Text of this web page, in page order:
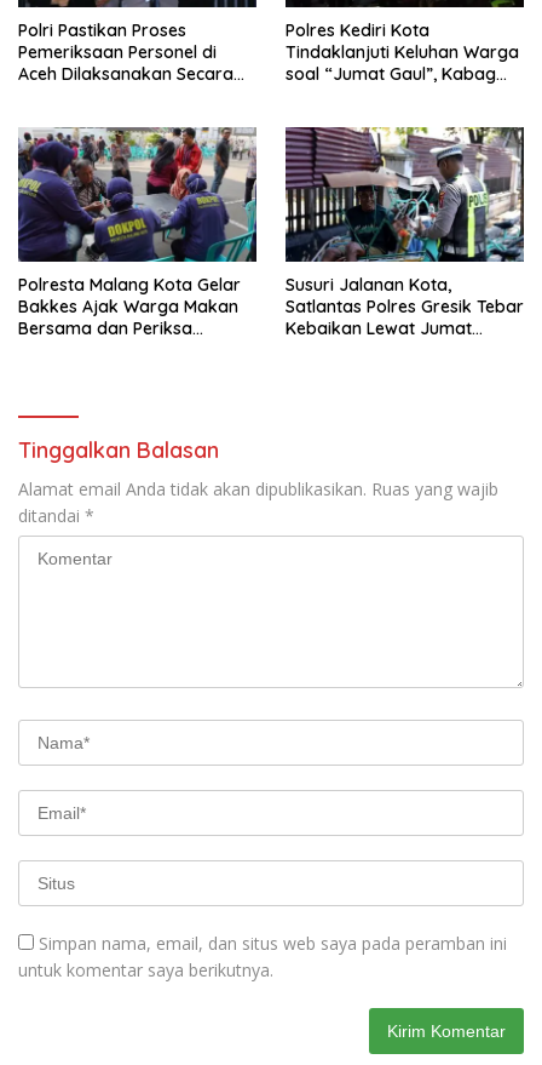
Polri Pastikan Proses
Pemeriksaan Personel di
Aceh Dilaksanakan Secara
Polres Kediri Kota
Tindaklanjuti Keluhan Warga
soal “Jumat Gaul”, Kabag
Ketenteraman Masyarakat
Polresta Malang Kota Gelar
Bakkes Ajak Warga Makan
Bersama dan Periksa
Susuri Jalanan Kota,
Satlantas Polres Gresik Tebar
Kebaikan Lewat Jumat
Tinggalkan Balasan
Alamat email Anda tidak akan dipublikasikan. Ruas yang wajib
ditandai *
Simpan nama, email, dan situs web saya pada peramban ini
untuk komentar saya berikutnya.